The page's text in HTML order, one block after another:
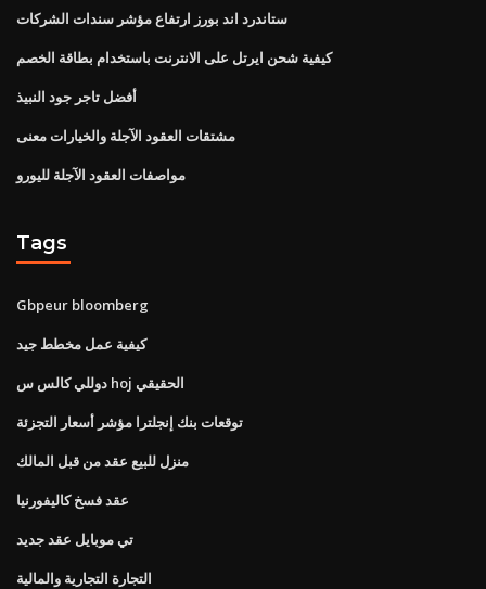
ستاندرد اند بورز ارتفاع مؤشر سندات الشركات
كيفية شحن ايرتل على الانترنت باستخدام بطاقة الخصم
أفضل تاجر جود النبيذ
مشتقات العقود الآجلة والخيارات معنى
مواصفات العقود الآجلة لليورو
Tags
Gbpeur bloomberg
كيفية عمل مخطط جيد
دوللي كالس س hoj الحقيقي
توقعات بنك إنجلترا مؤشر أسعار التجزئة
منزل للبيع عقد من قبل المالك
عقد فسخ كاليفورنيا
تي موبايل عقد جديد
التجارة التجارية والمالية